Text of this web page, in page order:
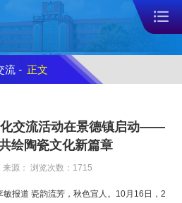
流 - 正文
交流活动在景德镇启动——
绘陶瓷文化新篇章
源： 浏览次数： 1715
报道 瓷韵流芳，秋色宜人。10月16日，2